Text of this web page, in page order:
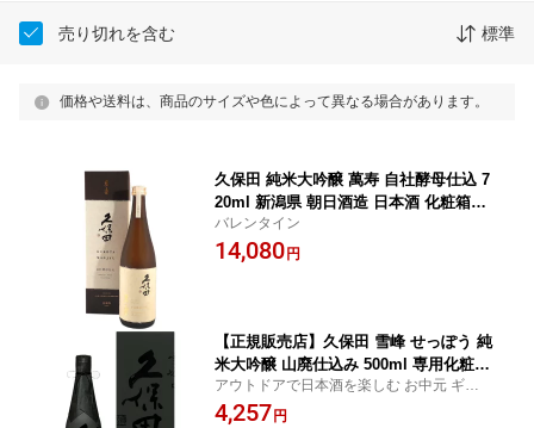
売り切れを含む 標準
価格や送料は、商品のサイズや色によって異なる場合があります。
久保田 純米大吟醸 萬寿 自社酵母仕込 7
20ml 新潟県 朝日酒造 日本酒 化粧箱入
り あす楽 お酒 お中元 プレゼント
バレンタイン
14,080 円
【正規販売店】久保田 雪峰 せっぽう 純
米大吟醸 山廃仕込み 500ml 専用化粧箱
入り 新潟県 朝日酒造 日本酒 コンビニ
受取対応商品 あす楽 お酒 お中元 プレ
アウトドアで日本酒を楽しむ お中元 ギフト
季節限定
4,257 円